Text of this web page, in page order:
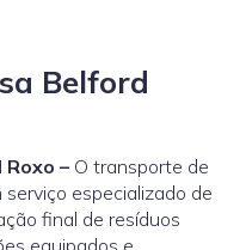
Belford
– O transporte de
especializado de
final de resíduos
equipados e